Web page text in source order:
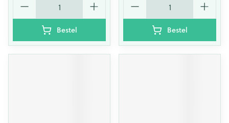
Bestel Bestel